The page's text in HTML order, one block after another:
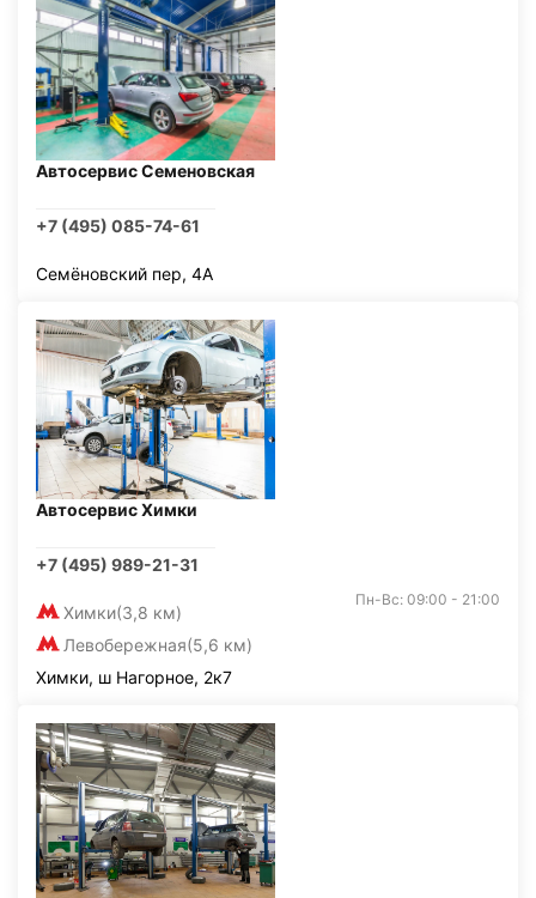
Автосервис Семеновская
+7 (495) 085-74-61
Семёновский пер, 4А
Автосервис Химки
+7 (495) 989-21-31
Химки(3,8 км)
Левобережная(5,6 км)
Пн-Вс: 09:00 - 21:00
Химки, ш Нагорное, 2к7